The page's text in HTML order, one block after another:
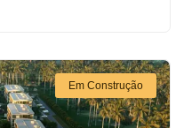
Em Construção